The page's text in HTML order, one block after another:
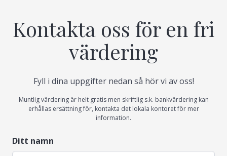
Kontakta oss för en fri
värdering
Fyll i dina uppgifter nedan så hör vi av oss!
Muntlig värdering är helt gratis men skriftlig s.k. bankvärdering kan
erhållas ersättning för, kontakta det lokala kontoret för mer
information.
Ditt namn